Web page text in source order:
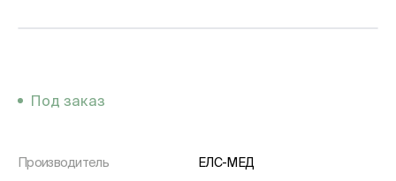
Под заказ
Производитель
ЕЛС-МЕД